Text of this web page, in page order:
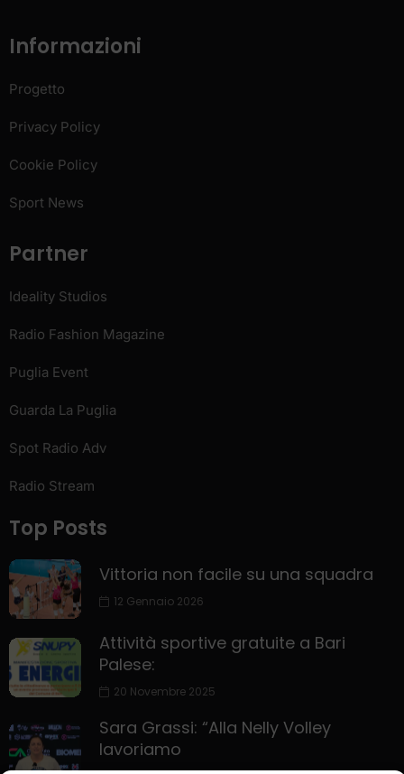
Informazioni
Progetto
Privacy Policy
Cookie Policy
Sport News
Partner
Ideality Studios
Radio Fashion Magazine
Puglia Event
Guarda La Puglia
Spot Radio Adv
Radio Stream
Top Posts
Vittoria non facile su una squadra
12 Gennaio 2026
Attività sportive gratuite a Bari
Palese:
20 Novembre 2025
Sara Grassi: “Alla Nelly Volley
lavoriamo